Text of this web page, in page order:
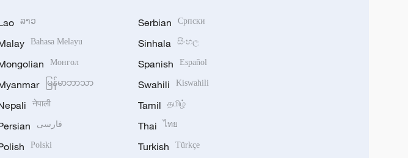
ລາວ
Bahasa Melayu
Монгол
မြန်မာဘာသာ
नेपाली
فارسی
Polski
Serbian Српски
Sinhala සිංහල
Spanish Español
Swahili Kiswahili
Tamil தமிழ்
Thai ไทย
Turkish Türkçe